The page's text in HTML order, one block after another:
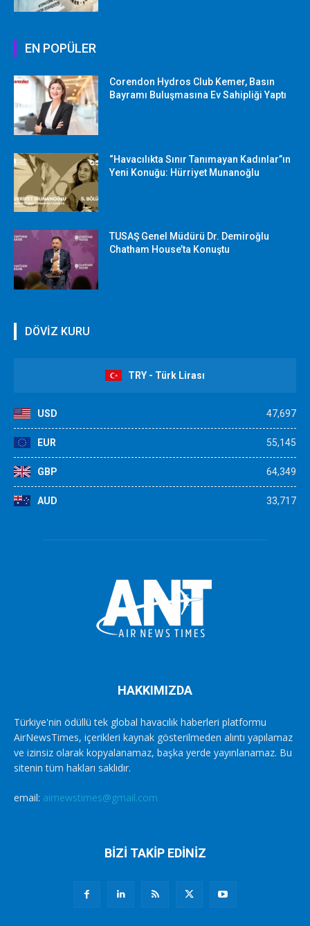
EN POPÜLER
Corendon Hydros Club Kemer, Basın
Bayramı Buluşmasına Ev Sahipliği Yaptı
“Havacılıkta Sınır Tanımayan Kadınlar”ın
Yeni Konuğu: Hürriyet Munanoğlu
TUSAŞ Genel Müdürü Dr. Demiroğlu
Chatham House’ta Konuştu
DÖVİZ KURU
TRY - Türk Lirası
USD 47,697
EUR 55,145
GBP 64,349
AUD 33,717
HAKKIMIZDA
Türkiye'nin ödüllü tek global havacılık haberleri platformu
AirNewsTimes, içerikleri kaynak gösterilmeden alıntı yapılamaz
ve izinsiz olarak kopyalanamaz, başka yerde yayınlanamaz. Bu
sitenin tüm hakları saklıdır.
email: airnewstimes@gmail.com
BİZİ TAKİP EDİNİZ